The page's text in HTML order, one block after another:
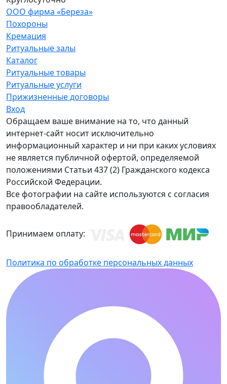
ООО фирма «Береза»
Похороны
Кремация
Ритуальные залы
Каталог
Ритуальные товары
Ритуальные услуги
Прижизненные договоры
Вход
Обращаем ваше внимание на то, что данный
интернет-сайт носит исключительно
информационный характер и ни при каких условиях
не является публичной офертой, определяемой
положениями Статьи 437 (2) Гражданского кодекса
Российской Федерации.
Все фотографии на сайте используются с согласия
правообладателей.
Принимаем оплату:
Политика по обработке персональных данных